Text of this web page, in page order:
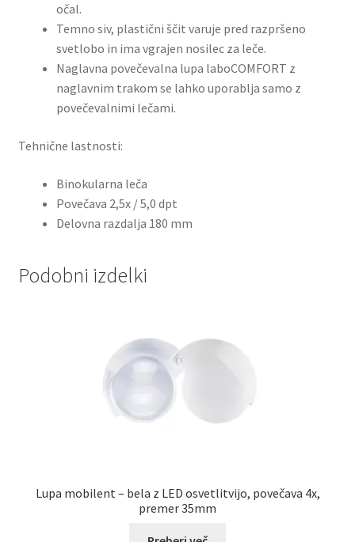
očal.
Temno siv, plastični ščit varuje pred razpršeno
svetlobo in ima vgrajen nosilec za leče.
Naglavna povečevalna lupa laboCOMFORT z
naglavnim trakom se lahko uporablja samo z
povečevalnimi lečami.
Tehnične lastnosti:
Binokularna leča
Povečava 2,5x / 5,0 dpt
Delovna razdalja 180 mm
Podobni izdelki
Lupa mobilent – bela z LED osvetlitvijo, povečava 4x,
premer 35mm